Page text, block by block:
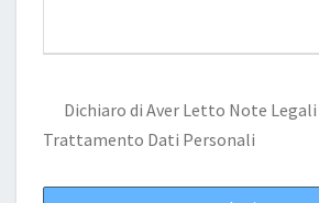
Dichiaro di Aver Letto Note Legali
Trattamento Dati Personali